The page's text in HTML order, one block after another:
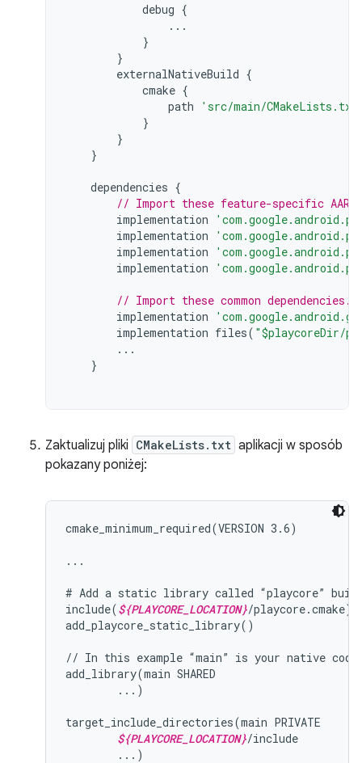
debug {
...
}
}
externalNativeBuild {
cmake {
path
'src/main/
}
}
}
dependencies {
// Import these feature-specific
implementation
implementation
implementation
implementation
// Import these common dependencies.
implementation
implementation files( "$playcoreDir/
...
}
Zaktualizuj pliki CMakeLists.txt aplikacji w sposób
pokazany poniżej:
cmake_minimum_required(VERSION 3.6)
...
# Add a static library called “playcore”
include(${PLAYCORE_LOCATION}/playcore.cmake)
add_playcore_static_library()
// In this example “main” is your native
add_library(main SHARED
        ...)
target_include_directories(main PRIVATE
${PLAYCORE_LOCATION}/include
        ...)